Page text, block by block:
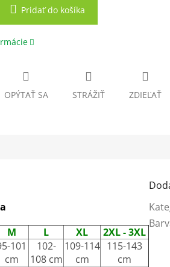
Pridať do košíka
OPÝTAŤ SA STRÁŽIŤ ZDIEĽAŤ
M L XL
2XL - 3XL
101
cm
102-
108 cm
109-114
cm
115-143
cm